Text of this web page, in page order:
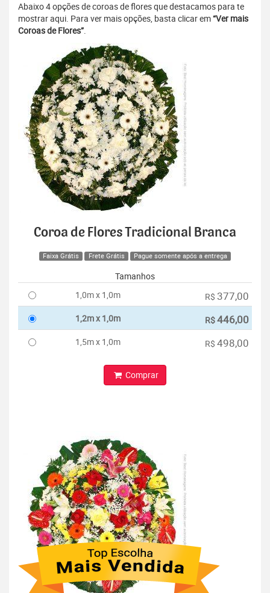
Abaixo 4 opções de coroas de flores que destacamos para te
mostrar aqui. Para ver mais opções, basta clicar em“Ver mais
Coroas de Flores”.
Coroa de Flores Tradicional Branca
Faixa Grátis Frete Grátis Pague somente após a entrega
Tamanhos
1,0m x 1,0m
R$ 377,00
1,2m x 1,0m R$446,00
1,5m x 1,0m R$ 498,00
Comprar